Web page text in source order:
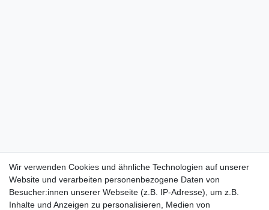
Wir verwenden Cookies und ähnliche Technologien auf unserer
Website und verarbeiten personenbezogene Daten von
Besucher:innen unserer Webseite (z.B. IP-Adresse), um z.B.
Inhalte und Anzeigen zu personalisieren, Medien von